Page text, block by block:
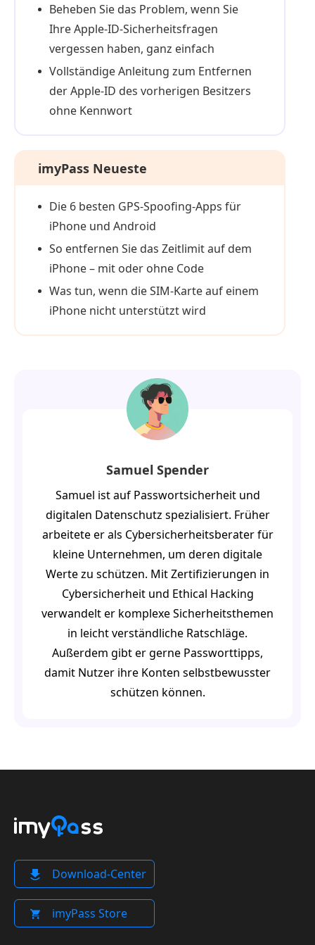
Beheben Sie das Problem, wenn Sie
Ihre Apple-ID-Sicherheitsfragen
vergessen haben, ganz einfach
Vollständige Anleitung zum Entfernen
der Apple-ID des vorherigen Besitzers
ohne Kennwort
imyPass Neueste
Die 6 besten GPS-Spoofing-Apps für
iPhone und Android
So entfernen Sie das Zeitlimit auf dem
iPhone – mit oder ohne Code
Was tun, wenn die SIM‑Karte auf einem
iPhone nicht unterstützt wird
Samuel Spender
Samuel ist auf Passwortsicherheit und
digitalen Datenschutz spezialisiert. Früher
arbeitete er als Cybersicherheitsberater für
kleine Unternehmen, um deren digitale
Werte zu schützen. Mit Zertifizierungen in
Cybersicherheit und Ethical Hacking
verwandelt er komplexe Sicherheitsthemen
in leicht verständliche Ratschläge.
Außerdem gibt er gerne Passworttipps,
damit Nutzer ihre Konten selbstbewusster
schützen können.
Download-Center
imyPass Store